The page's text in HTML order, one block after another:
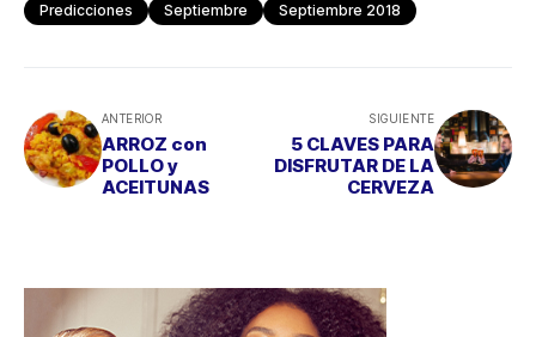
Predicciones
Septiembre Septiembre 2018
ANTERIOR
ARROZ con
POLLO y
ACEITUNAS
SIGUIENTE
5 CLAVES PARA
DISFRUTAR DE LA
CERVEZA